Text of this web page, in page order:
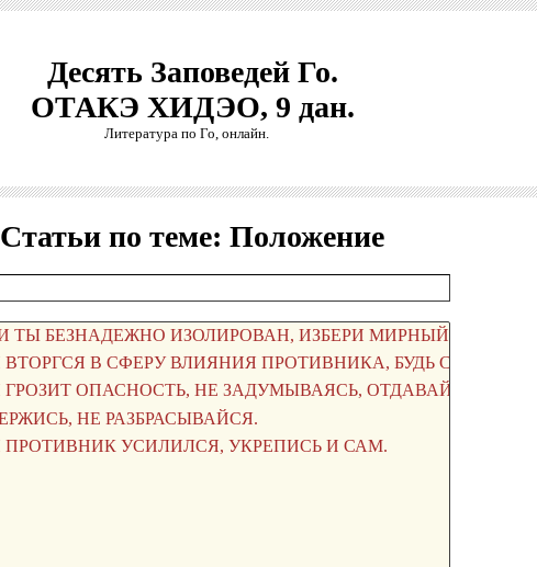
Десять Заповедей Го.
ОТАКЭ ХИДЭО, 9 дан.
Литература по Го, онлайн.
Статьи по теме: Положение